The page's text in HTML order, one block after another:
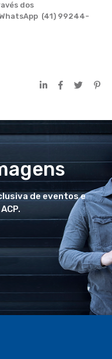
dos
(41) 99244-
de eventos e